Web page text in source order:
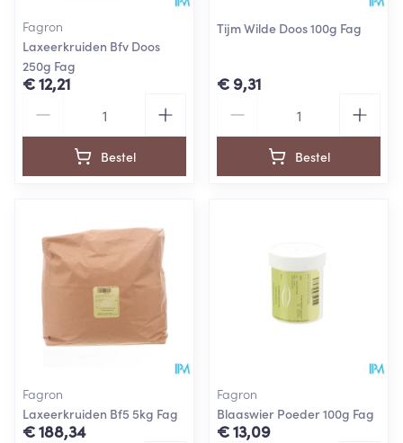
Fagron
Laxeerkruiden Bfv Doos
250g Fag
€ 12,21
Bestel
Tijm Wilde Doos 100g Fag
€ 9,31
Bestel
Fagron
Laxeerkruiden Bf5 5kg Fag
€ 188,34
Fagron
Blaaswier Poeder 100g Fag
€ 13,09